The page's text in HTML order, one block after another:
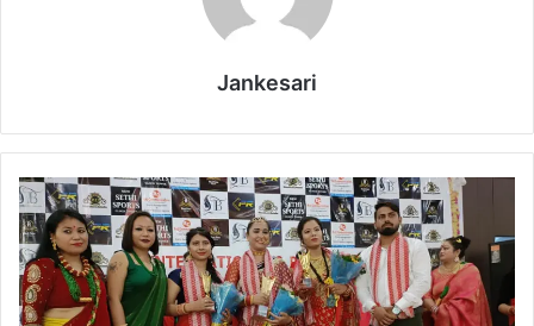
Jankesari
ती
ज
क्वी
न
का
ता